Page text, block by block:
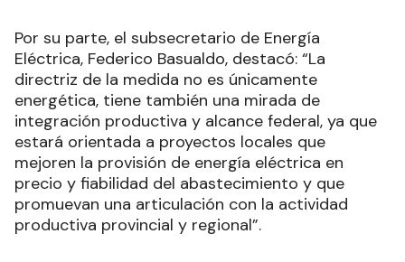
Por su parte, el subsecretario de Energía
Eléctrica, Federico Basualdo, destacó: “La
directriz de la medida no es únicamente
energética, tiene también una mirada de
integración productiva y alcance federal, ya que
estará orientada a proyectos locales que
mejoren la provisión de energía eléctrica en
precio y fiabilidad del abastecimiento y que
promuevan una articulación con la actividad
productiva provincial y regional”.